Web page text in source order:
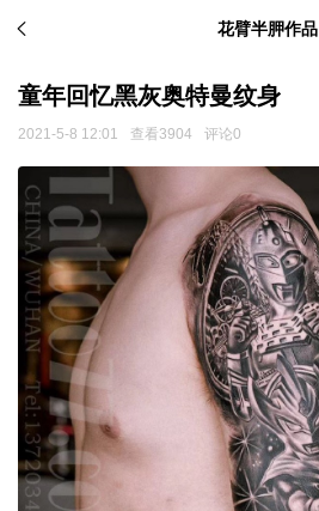
花臂半胛作品
童年回忆黑灰奥特曼纹身
2021-5-8 12:01 查看3904 评论0